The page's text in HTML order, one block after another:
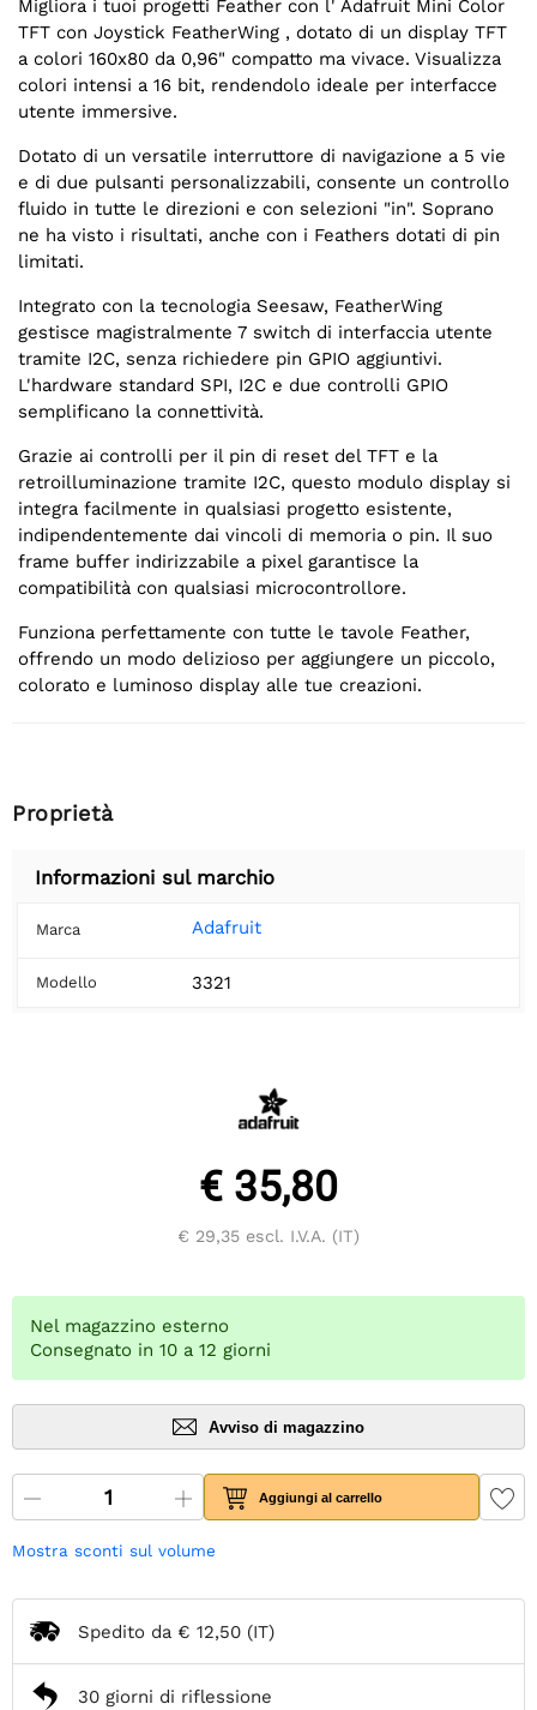
Migliora i tuoi progetti Feather con l' Adafruit Mini Color
TFT con Joystick FeatherWing , dotato di un display TFT
a colori 160x80 da 0,96" compatto ma vivace. Visualizza
colori intensi a 16 bit, rendendolo ideale per interfacce
utente immersive.
Dotato di un versatile interruttore di navigazione a 5 vie
e di due pulsanti personalizzabili, consente un controllo
fluido in tutte le direzioni e con selezioni "in". Soprano
ne ha visto i risultati, anche con i Feathers dotati di pin
limitati.
Integrato con la tecnologia Seesaw, FeatherWing
gestisce magistralmente 7 switch di interfaccia utente
tramite I2C, senza richiedere pin GPIO aggiuntivi.
L'hardware standard SPI, I2C e due controlli GPIO
semplificano la connettività.
Grazie ai controlli per il pin di reset del TFT e la
retroilluminazione tramite I2C, questo modulo display si
integra facilmente in qualsiasi progetto esistente,
indipendentemente dai vincoli di memoria o pin. Il suo
frame buffer indirizzabile a pixel garantisce la
compatibilità con qualsiasi microcontrollore.
Funziona perfettamente con tutte le tavole Feather,
offrendo un modo delizioso per aggiungere un piccolo,
colorato e luminoso display alle tue creazioni.
Proprietà
Informazioni sul marchio
Marca Adafruit
Modello 3321
€ 35,80
€ 29,35 escl. I.V.A. (IT)
Nel magazzino esterno
Consegnato in 10 a 12 giorni
Avviso di magazzino
Aggiungi al carrello
Mostra sconti sul volume
Spedito da € 12,50 (IT)
30 giorni di riflessione